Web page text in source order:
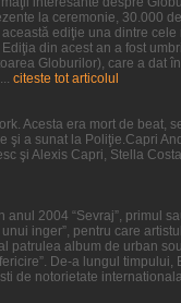
la ceremonie, 30.000
ediţie una dintre cele
din acest an a fost
Globurilor), care a dat
citeste tot articolul
Acesta era mort de beat,
şi a sunat la Poliţie.Capri
şi Alexis Capri, Stella
2004 “Sevraj”, primul
inger”, pentru care
album de urban
De-a lungul
de notorietate